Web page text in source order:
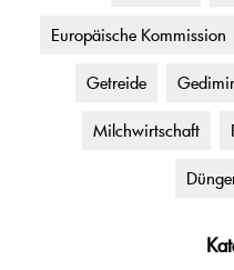
Europäische Kommission
Getreide
Milchwirtschaft